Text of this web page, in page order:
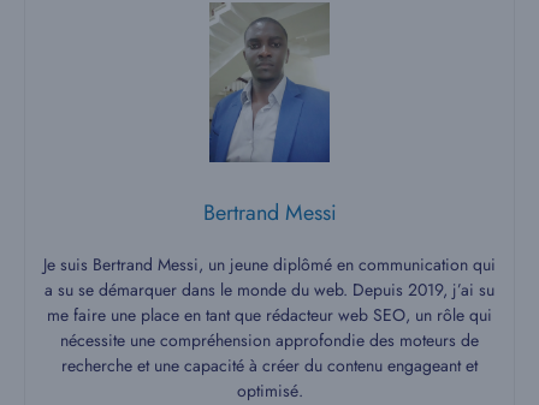
Bertrand Messi
Je suis Bertrand Messi, un jeune diplômé en communication qui
a su se démarquer dans le monde du web. Depuis 2019, j’ai su
me faire une place en tant que rédacteur web SEO, un rôle qui
nécessite une compréhension approfondie des moteurs de
recherche et une capacité à créer du contenu engageant et
optimisé.